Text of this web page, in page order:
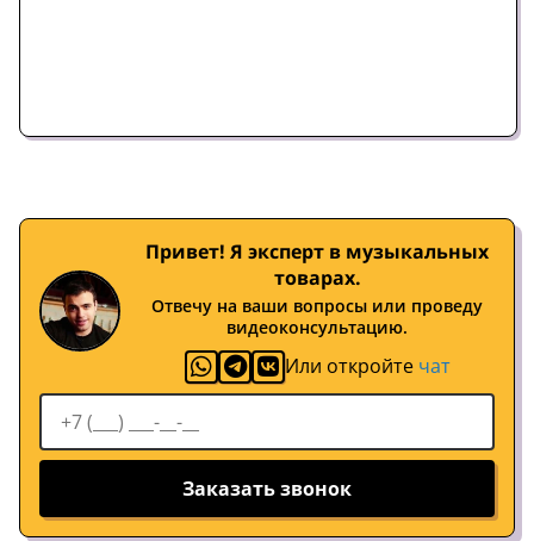
Привет! Я эксперт в музыкальных
товарах.
Отвечу на ваши вопросы или проведу
видеоконсультацию.
Или откройте чат
Заказать звонок